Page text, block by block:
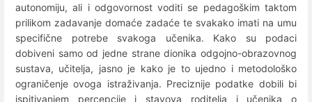
autonomiju, ali i odgovornost voditi se pedagoškim taktom
prilikom zadavanje domaće zadaće te svakako imati na umu
specifične potrebe svakoga učenika. Kako su podaci
dobiveni samo od jedne strane dionika odgojno-obrazovnog
sustava, učitelja, jasno je kako je to ujedno i metodološko
ograničenje ovoga istraživanja. Preciznije podatke dobili bi
ispitivanjem percepcije i stavova roditelja i učenika o